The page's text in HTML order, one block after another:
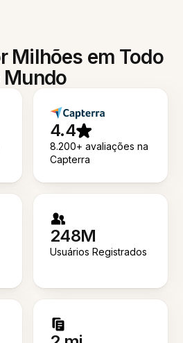
Milhões em Todo
Mundo
4.4
8.200+ avaliações na
Capterra
248M
Usuários Registrados